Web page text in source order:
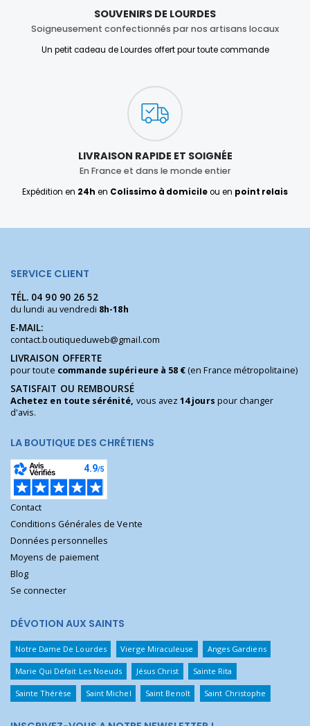
SOUVENIRS DE LOURDES
Soigneusement confectionnés par nos artisans locaux
Un petit cadeau de Lourdes offert pour toute commande
LIVRAISON RAPIDE ET SOIGNÉE
En France et dans le monde entier
Expédition en 24h en Colissimo à domicileou en point relais
SERVICE CLIENT
TÉL. 04 90 90 26 52
du lundi au vendredi 8h-18h
E-MAIL:
contact.boutiqueduweb@gmail.com
LIVRAISON OFFERTE
pour toute commande supérieure à 58 €(en France métropolitaine)
SATISFAIT OU REMBOURSÉ
Achetez en toute sérénité, vous avez14 jours pour changer
d'avis.
LA BOUTIQUE DES CHRÉTIENS
Contact
Conditions Générales de Vente
Données personnelles
Moyens de paiement
Blog
Se connecter
DÉVOTION AUX SAINTS
Notre Dame De Lourdes Vierge Miraculeuse Anges Gardiens
Marie Qui Défait Les Noeuds Jésus Christ Sainte Rita
Sainte Thérèse Saint Michel Saint Benoît Saint Christophe